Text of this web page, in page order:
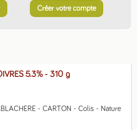
5.3% - 310 g
- CARTON - Colis - Nature
Créer votre compte